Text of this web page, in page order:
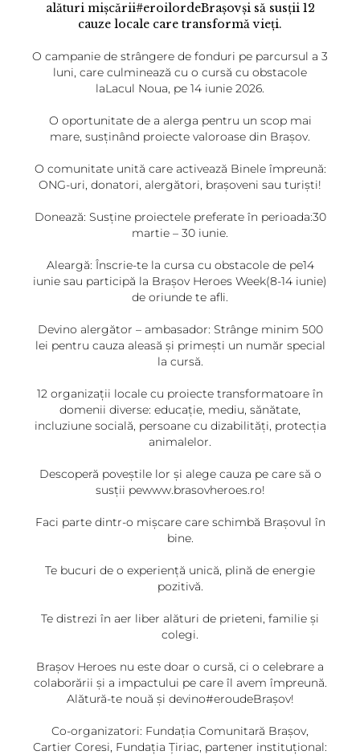
alături mișcării#eroilordeBrașovși să susții 12
cauze locale care transformă vieți.
O campanie de strângere de fonduri pe parcursul a 3
luni, care culminează cu o cursă cu obstacole
laLacul Noua, pe 14 iunie 2026.
O oportunitate de a alerga pentru un scop mai
mare, susținând proiecte valoroase din Brașov.
O comunitate unită care activează Binele împreună:
ONG-uri, donatori, alergători, brașoveni sau turiști!
Donează: Susține proiectele preferate în perioada:30
martie – 30 iunie.
Aleargă: Înscrie-te la cursa cu obstacole de pe14
iunie sau participă la Brașov Heroes Week(8-14 iunie)
de oriunde te afli.
Devino alergător – ambasador: Strânge minim 500
lei pentru cauza aleasă și primești un număr special
la cursă.
12 organizații locale cu proiecte transformatoare în
domenii diverse: educație, mediu, sănătate,
incluziune socială, persoane cu dizabilități, protecția
animalelor.
Descoperă poveștile lor și alege cauza pe care să o
susții pewww.brasovheroes.ro!
Faci parte dintr-o mișcare care schimbă Brașovul în
bine.
Te bucuri de o experiență unică, plină de energie
pozitivă.
Te distrezi în aer liber alături de prieteni, familie și
colegi.
Brașov Heroes nu este doar o cursă, ci o celebrare a
colaborării și a impactului pe care îl avem împreună.
Alătură-te nouă și devino#eroudeBrașov!
Co-organizatori: Fundația Comunitară Brașov,
Cartier Coresi, Fundația Ţiriac, partener instituțional: